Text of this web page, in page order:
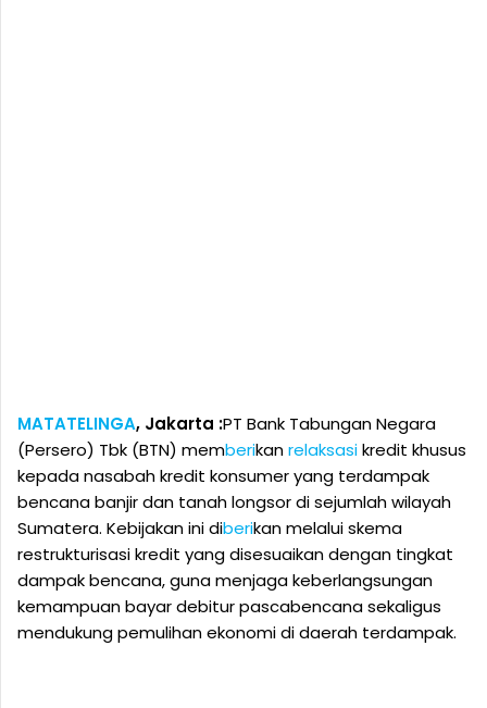
MATATELINGA, Jakarta :PT Bank Tabungan Negara
(Persero) Tbk (BTN) memberikanrelaksasikredit khusus
kepada nasabah kredit konsumer yang terdampak
bencana banjir dan tanah longsor di sejumlah wilayah
Sumatera. Kebijakan ini diberikan melalui skema
restrukturisasi kredit yang disesuaikan dengan tingkat
dampak bencana, guna menjaga keberlangsungan
kemampuan bayar debitur pascabencana sekaligus
mendukung pemulihan ekonomi di daerah terdampak.